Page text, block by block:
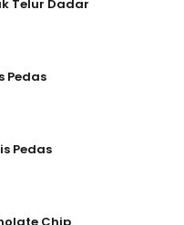
Telur Dadar
Pedas
Pedas